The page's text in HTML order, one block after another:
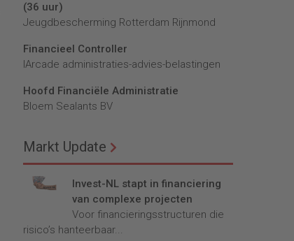
(36 uur)
Jeugdbescherming Rotterdam Rijnmond
Financieel Controller
lArcade administraties-advies-belastingen
Hoofd Financiële Administratie
Bloem Sealants BV
Markt Update
Invest-NL stapt in financiering
van complexe projecten
Voor financieringsstructuren die
risico’s hanteerbaar...